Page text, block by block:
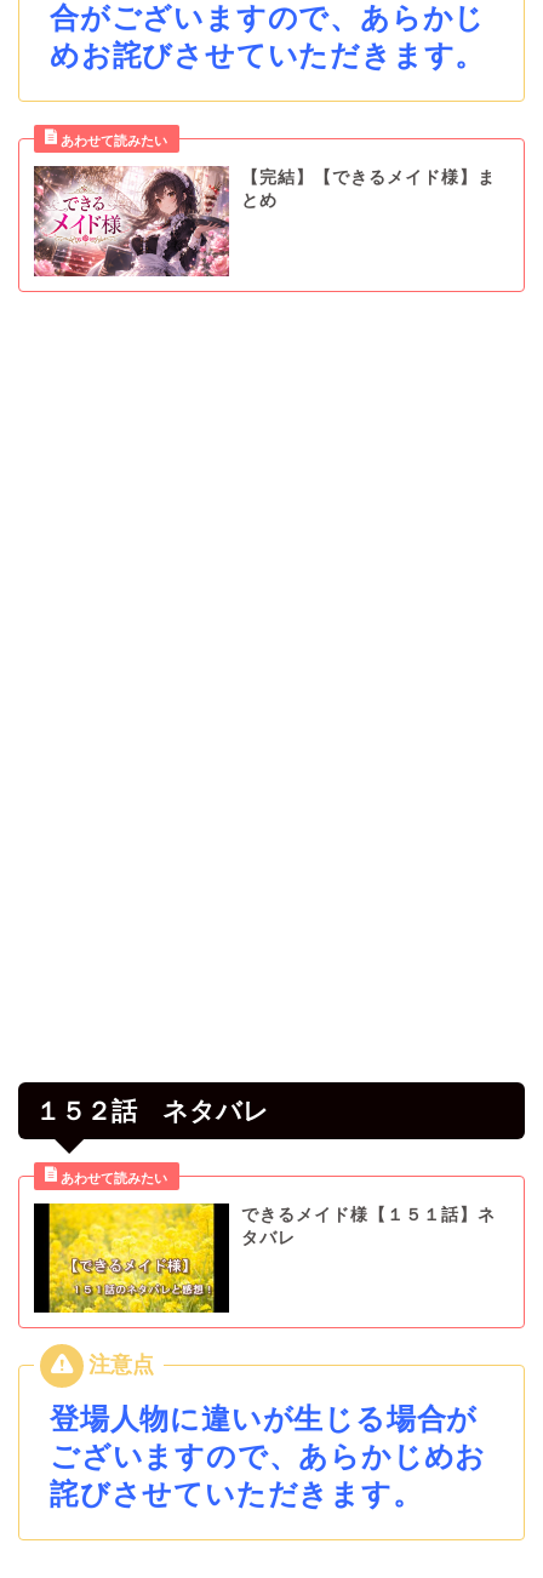
合がございますので、あらかじ
めお詫びさせていただきます。
【完結】【できるメイド様】ま
とめ
１５２話 ネタバレ
できるメイド様【１５１話】ネ
タバレ
登場人物に違いが生じる場合が
ございますので、あらかじめお
詫びさせていただきます。